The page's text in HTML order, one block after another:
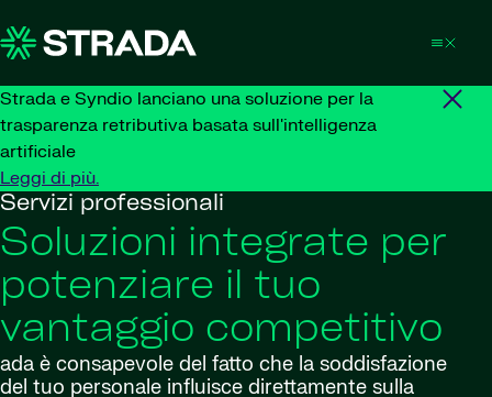
Strada e Syndio lanciano una soluzione per la
trasparenza retributiva basata sull'intelligenza
artificiale
Leggi di più.
Servizi professionali
Soluzioni integrate per
potenziare il tuo
vantaggio competitivo
ada è consapevole del fatto che la soddisfazione
del tuo personale influisce direttamente sulla